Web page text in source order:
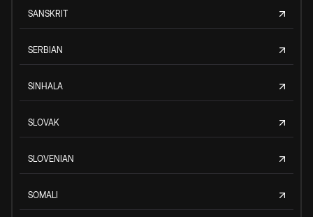
SANSKRIT
SERBIAN
SINHALA
SLOVAK
SLOVENIAN
SOMALI